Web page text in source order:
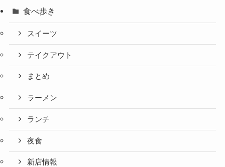
食べ歩き
スイーツ
テイクアウト
まとめ
ラーメン
ランチ
夜食
新店情報